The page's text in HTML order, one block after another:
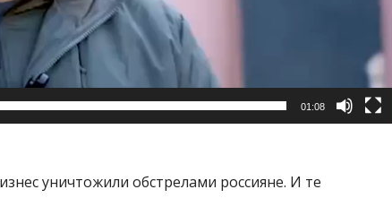
01:08
уничтожили обстрелами россияне. И те